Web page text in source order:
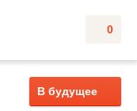
0
В будущее